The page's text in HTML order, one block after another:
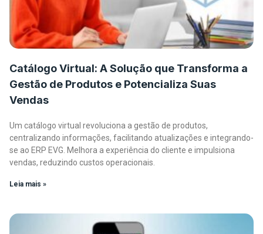
Catálogo Virtual: A Solução que Transforma a
Gestão de Produtos e Potencializa Suas
Vendas
Um catálogo virtual revoluciona a gestão de produtos,
centralizando informações, facilitando atualizações e integrando-
se ao ERP EVG. Melhora a experiência do cliente e impulsiona
vendas, reduzindo custos operacionais.
Leia mais »